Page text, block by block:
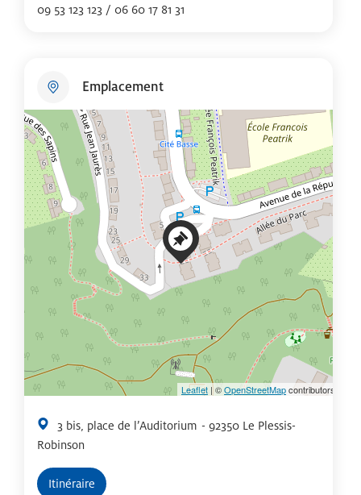
09 53 123 123 / 06 60 17 81 31
Emplacement
+
−
Leaflet | ©OpenStreetMapcontributors
3 bis, place de l’Auditorium - 92350 Le Plessis-
Robinson
Itinéraire